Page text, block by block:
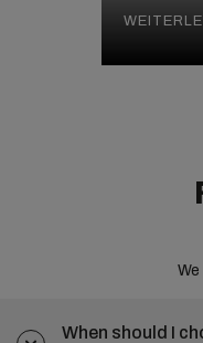
When should I